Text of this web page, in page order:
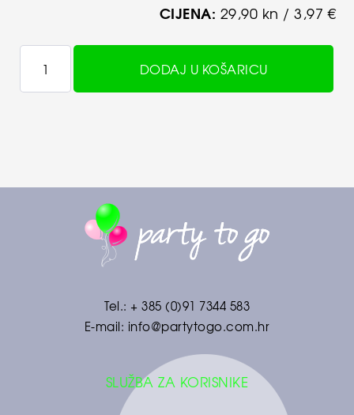
CIJENA: 29,90 kn / 3,97 €
DODAJ U KOŠARICU
Tel.: + 385 (0)91 7344 583
E-mail: info@partytogo.com.hr
SLUŽBA ZA KORISNIKE